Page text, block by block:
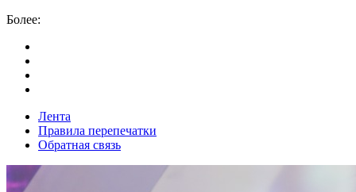
Более:
Лента
Правила перепечатки
Обратная связь